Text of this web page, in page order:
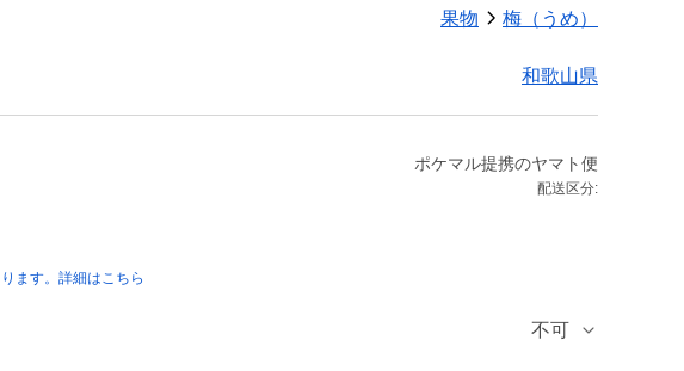
果物 梅（うめ）
和歌山県
ポケマル提携のヤマト便
配送区分:
ます。詳細はこちら
不可